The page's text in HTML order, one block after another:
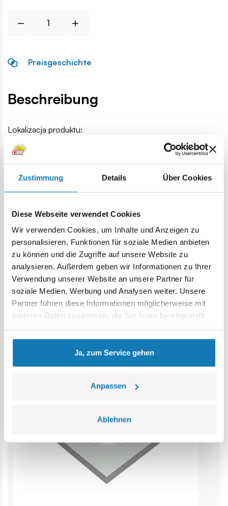
Zustimmung Details Über Cookies
Diese Webseite verwendet Cookies
Wir verwenden Cookies, um Inhalte und Anzeigen zu
personalisieren, Funktionen für soziale Medien anbieten
zu können und die Zugriffe auf unsere Website zu
analysieren. Außerdem geben wir Informationen zu Ihrer
Verwendung unserer Website an unsere Partner für
soziale Medien, Werbung und Analysen weiter. Unsere
Partner führen diese Informationen möglicherweise mit
weiteren Daten zusammen, die Sie ihnen bereitgestellt
gesammelt haben.
Ja, zum Service gehen
Anpassen
Ablehnen
Preisgeschichte
Beschreibung
Lokalizacja produktu:
Homepage Militärische Ersatzteile 1x10 1/3
Warnung
Achtung: Nicht für Kinder unter 36 Monaten geeignet.
Erstickungsgefahr. Kleine Teile könnten verschluckt
werden. Wir empfehlen, die Verpackung als Referenz
aufzubewahren. Modell und Farben können leicht von der
Abbildung abweichen.
Kategorie Bestseller